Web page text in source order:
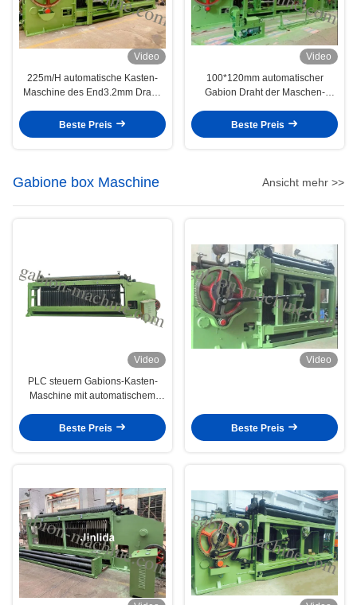
Video
225m/H automatische Kasten-
Maschine des End3.2mm Draht-
Beste Preis
Video
100*120mm automatischer
Gabion Draht der Maschen-
Kasten, Matratze
Beste Preis
Gabione box Maschine Ansicht mehr >>
Video
PLC steuern Gabions-Kasten-
Maschine mit automatischem
Endsystem-/2.5mm.
Beste Preis
Video
Beste Preis